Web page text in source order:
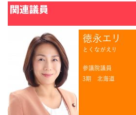
関連議員
徳永エリ
とくながえり
参議院議員
3期 北海道